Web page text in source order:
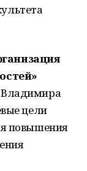
Владимира
цели
повышения